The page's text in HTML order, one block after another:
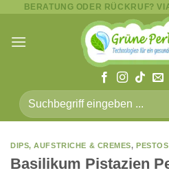
springen
BERATUNG ODER RÜCKRUF?
Suche
nach:
DIPS, AUFSTRICHE & CREMES,PESTOS
Basilikum Pistazien